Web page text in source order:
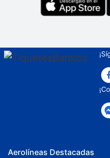
Aerolíneas Destacadas